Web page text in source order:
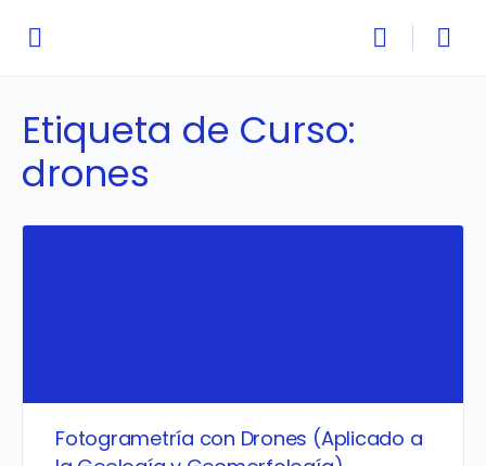
Etiqueta de Curso:
drones
Fotogrametría con Drones (Aplicado a